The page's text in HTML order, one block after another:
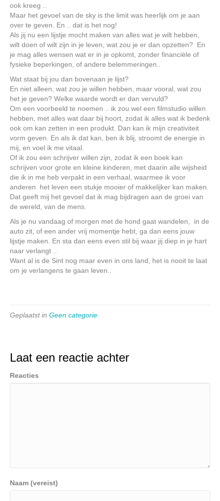
ook kreeg ..
Maar het gevoel van de sky is the limit was heerlijk om je aan
over te geven. En .. dat is het nog!
Als jij nu een lijstje mocht maken van alles wat je wilt hebben,
wilt doen of wilt zijn in je leven, wat zou je er dan opzetten? En
je mag alles wensen wat er in je opkomt, zonder financiële of
fysieke beperkingen, of andere belemmeringen..
Wat staat bij jou dan bovenaan je lijst?
En niet alleen, wat zou je willen hebben, maar vooral, wat zou
het je geven? Welke waarde wordt er dan vervuld?
Om een voorbeeld te noemen .. ik zou wel een filmstudio willen
hebben, met alles wat daar bij hoort, zodat ik alles wat ik bedenk
ook om kan zetten in een produkt. Dan kan ik mijn creativiteit
vorm geven. En als ik dat kan, ben ik blij, stroomt de energie in
mij, en voel ik me vitaal.
Of ik zou een schrijver willen zijn, zodat ik een boek kan
schrijven voor grote en kleine kinderen, met daarin alle wijsheid
die ik in me heb verpakt in een verhaal, waarmee ik voor
anderen het leven een stukje mooier of makkelijker kan maken.
Dat geeft mij het gevoel dat ik mag bijdragen aan de groei van
de wereld, van de mens.
Als je nu vandaag of morgen met de hond gaat wandelen, in de
auto zit, of een ander vrij momentje hebt, ga dan eens jouw
lijstje maken. En sta dan eens even stil bij waar jij diep in je hart
naar verlangt ..
Want al is de Sint nog maar even in ons land, het is nooit te laat
om je verlangens te gaan leven..
Geplaatst in Geen categorie
Laat een reactie achter
Reacties
Naam (vereist)